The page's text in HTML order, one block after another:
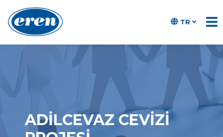
TR
ADILCEVAZ CEVIZI